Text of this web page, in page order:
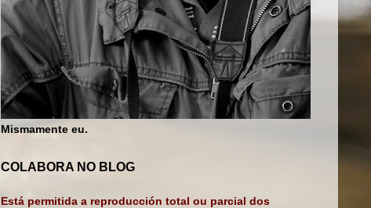
Mismamente eu.
COLABORA NO BLOG
Está permitida a reproducción total ou parcial dos